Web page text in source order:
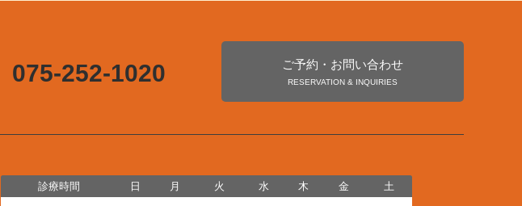
075-252-1020 ご予約・お問い合わせ
RESERVATION & INQUIRIES
診療時間 日 月 火 水 木 金 土